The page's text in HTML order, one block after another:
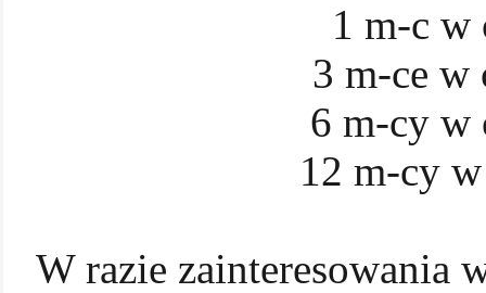
1 m-c w
3 m-ce w
6 m-cy w
12 m-cy
W razie zainteresowania